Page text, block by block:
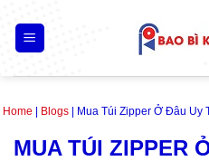
content
Home Blogs Mua Túi Zipper Ở Đâu Uy
MUA TÚI ZIPPER